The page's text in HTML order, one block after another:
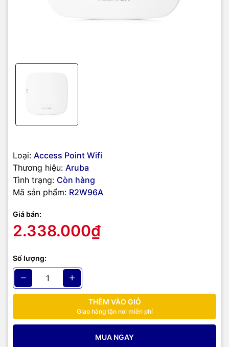
Loại: Access Point Wifi
Thương hiệu: Aruba
Tình trạng: Còn hàng
Mã sản phẩm: R2W96A
Giá bán:
2.338.000₫
Số lượng:
THÊM VÀO GIỎ
Giao hàng tận nơi miễn phí
MUA NGAY
Tương tự như các model cao cấp, Instant On AP-11 (R2W96A) hỗ
trợ công nghệ Wave 2, MU-MIMO 2x2:2, công suất phát với hai
băng tần là 2.4 GHz (300Mpbs, Wifi 4) và 5 GHz (867Mbps, Wifi
các gia đình, doanh nghiệp nhỏ, Instant On AP-11 (R2W96A) hỗ trợ
tính năng clustering giúp kết nối tới 25 Access Point (AP) cùng
dòng (có thể khác model) trên thành một mạng WiFi đồng nhất từ
kết nối với nhau bằng sóng radio mà không cần đi dây mạng, giúp
triển khai AP ở những vị trí khó đi dây. Với tính năng clustering, khi
người dùng di chuyển giữa các AP sẽ không bị mất kết nối kể cả
khi sử dụng các ứng dụng thời gian thực như voice và video.